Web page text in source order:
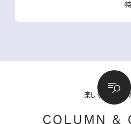
楽しくてために
COLUMN &